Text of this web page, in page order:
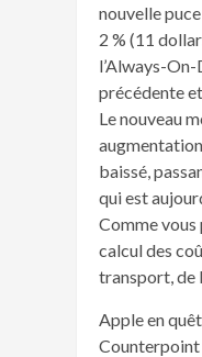
nouvelle
2 % (11
l’Always-
précédente
Le nouveau
baissé,
qui est
Comme vous
calcul des
transport, de
Apple en
Counterpoint